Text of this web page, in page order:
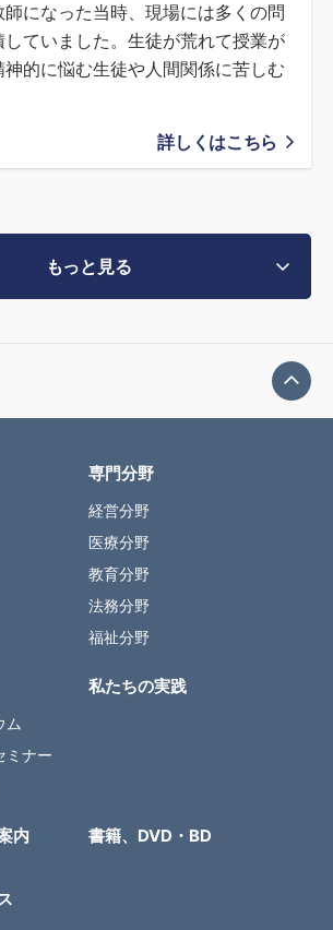
になった当時、現場には多くの問
ていました。生徒が荒れて授業が
的に悩む生徒や人間関係に苦しむ
詳しくはこちら
もっと見る
専門分野
経営分野
医療分野
教育分野
法務分野
福祉分野
ム
ミナー
私たちの実践
内 書籍、DVD・BD